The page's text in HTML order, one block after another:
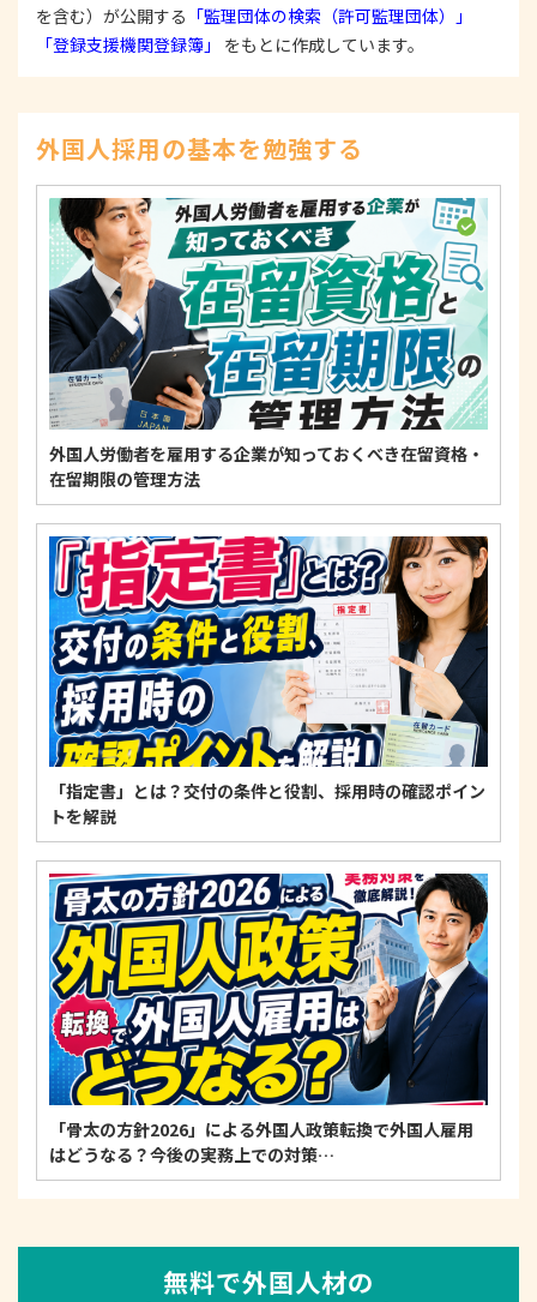
3. 苦情および相談等に対する適正な対応について
本人からの苦情および相談があった場合には、適切
示、訂正、削除、または利用もしくは提供の停止等
を求められたときは、適法かつ遅滞なく応じます。
4. 法令・指針・規範の遵守について
適正な個人情報保護の実現のため、個人情報の取扱
いに関する法令、国が定める指針およびその他の規
範を遵守します。
個人情報に関するお問い合わせ窓口
〒125-0061
東京都葛飾区亀有3-21-11 藍ビル202
TEL：0120-550-580
株式会社 アルフォース･ワン 個人情報保護担当
を含む）が公開する 「監理団体の検索（許可監理団体）」
「登録支援機関登録簿」
をもとに作成しています。
外国人採用の基本を勉強する
外国人労働者を雇用する企業が知っておくべき在留資格・
在留期限の管理方法
「指定書」とは？交付の条件と役割、採用時の確認ポイン
トを解説
「骨太の方針2026」による外国人政策転換で外国人雇用
はどうなる？今後の実務上での対策…
無料で外国人材の